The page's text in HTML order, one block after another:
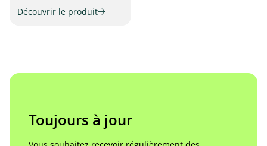
Découvrir le produit
Toujours à jour